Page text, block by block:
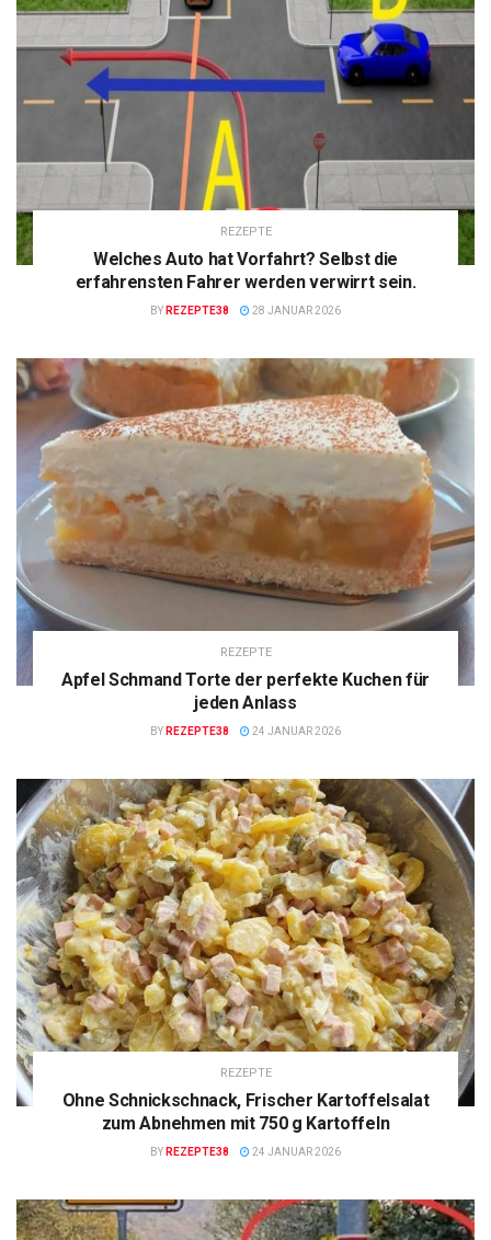
REZEPTE
Welches Auto hat Vorfahrt? Selbst die
erfahrensten Fahrer werden verwirrt sein.
BY REZEPTE38 28 JANUAR 2026
REZEPTE
Apfel Schmand Torte der perfekte Kuchen für
jeden Anlass
BY REZEPTE38 24 JANUAR 2026
REZEPTE
Ohne Schnickschnack, Frischer Kartoffelsalat
zum Abnehmen mit 750 g Kartoffeln
BY REZEPTE38 24 JANUAR 2026